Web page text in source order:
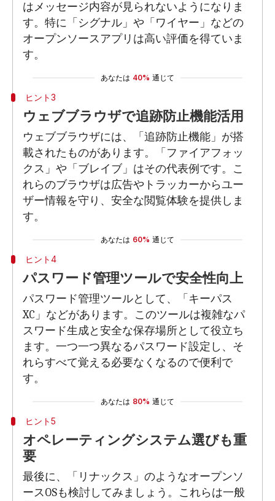
はメッセージ内容が見られないようになりま
す。特に「シグナル」や「ワイヤー」などの
オープンソースアプリは高い評価を得ていま
す。
あなたは 40% 通じて
ヒント3
ウェブブラウザで追跡防止機能活用
ウェブブラウザには、「追跡防止機能」が搭
載されたものがあります。「ファイアフォッ
クス」や「ブレイブ」はその代表例です。こ
れらのブラウザは広告やトラッカーからユー
ザー情報を守り、安全な閲覧体験を提供しま
す。
あなたは 60% 通じて
ヒント4
パスワード管理ツールで安全性向上
パスワード管理ツールとして、「キーパス
XC」などがあります。このツールは複雑なパ
スワード生成と安全な保存場所として役立ち
ます。一つ一つ異なるパスワード設定し、そ
れらすべて覚える必要なくなるので便利で
す。
あなたは 80% 通じて
ヒント5
オペレーティングシステム選びも重
要
最後に、「リナックス」のようなオープンソ
ースOSも検討してみましょう。これらは一般